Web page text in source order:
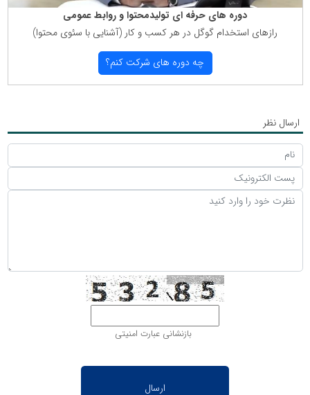
دوره های حرفه ای تولیدمحتوا و روابط عمومی
رازهای استخدام گوگل در هر كسب و كار (آشنایی با سئوی محتوا)
چه دوره های شركت كنم؟
ارسال نظر
بازنشانی عبارت امنیتی